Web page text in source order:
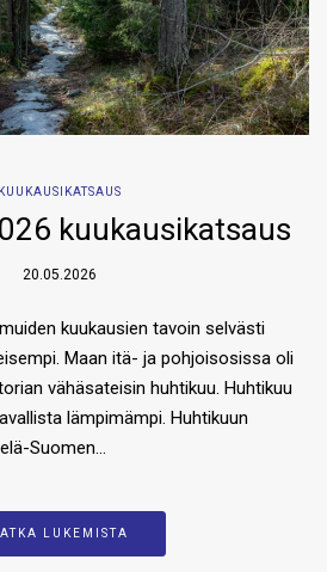
KUUKAUSIKATSAUS
kuukausikatsaus
20.05.2026
kuukausien tavoin selvästi
Maan itä- ja pohjoisosissa oli
vähäsateisin huhtikuu. Huhtikuu
lämpimämpi. Huhtikuun
Suomen…
LUKEMISTA